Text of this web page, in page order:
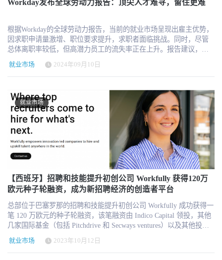
创造了新思想、新业务与新工业 再强调：是人类想出新的商业模
为何不会自己成立公司？🙂 每一个突破性产品、科学发现、企业或
创意，都是来自人的智慧。我们从出生起就是“学习动物”，具备生
存、本能、恐惧、学习、ego、同理心、耐心、宽恕与胜利等复杂能
每一个伟大的企业背后都有一个（或几个人）的主意，他们填补了
市场空白。 AI 时代，我们终将迎来一套自动化 agent。买一个机器
人，开启它，用它完成日常工作听上去挺诱人（我们用了几天就自
动化了编辑与转录流程）。但推动我们的业务转向“智能 HR 与人才
体系”的想法，是人类的主意，是我脑海中孕育的概念，是由我们的
管理团队与合作伙伴策划打造的。 在压力之下，人类智慧大放异
彩：看看乌克兰军队的创造力；看看我们如何迅速应对疫情；看看
慢性病或某些残疾患者如何学会应对。这种人类智慧中蕴含神秘，
我们拥有历史智能、道德标准。正如英国首席拉比 Jonathan Sacks 在
他的经典著作中所言。这就是我所谓的“人类精神之不灭力量”。 每
当我在客户面前讲述此类故事时，我感受到人类的创造力如何被激
发。AI 并没有这种历史智能或时间因果关系。就如我与 Galileo 合作
伙伴 Sana 的 CTO 探讨，他也认可 AI 不具备对历史及因果变化的真
上远远领先于任何数据系统。 底线：我们的工作与生活是安全的 最
后的结论是，也是我想传达的核心：AI 是工具。我们可以构建它，
也可以教它做我们想要的事。如果我们不加控制，它或许会伤害我
们（正如割草机或电锯），但是否使用取决于我们这群高级智慧人
类。学习它、理解它、驾驭它，用它改善我们的工作、企业与生活
3.56 万亿日元，投资者将重点关注 2025 财年的战略指引。
展战略。Q4 主要业务板块的表现如下： Randstad Operational Talent
下降 4%。 Randstad Professional Talent Solutions（管理、行政、财务
等专业人才）：收入 10.36 亿欧元，有机下降 8%。 Randstad Digital
Talent Solutions（数据分析、云计算、数字产品工程等）：收入 7.02
亿欧元，有机下降 8%。 Randstad Enterprise Talent Solutions（招聘流
程外包 RPO、MSP、职业转换等）：收入 3.43 亿欧元，有机下降
2025 年展望 Randstad 预计 2025 年市场将进一步趋稳。CEO Sander
van ‘t Noordende 表示，尽管企业招聘需求仍然疲软，但市场已出现
更稳定的交易环境，为 2025 年的复苏奠定基础。 公司预计 2025 年
第一季度收入将基本稳定，毛利率略有提高，运营成本下降。不
过，Q1 将比上一年同期少 0.8 个工作日，可能会对收入产生一定影
响。 截至最新交易日，Randstad 股价报 40.02 欧元，单日跌幅
3.45%，但仍比 2025 年 1 月 13 日创下的 38.24 欧元 52 周低点高
4.65%。公司市值目前为 75 亿欧元。 未来，Randstad 将继续专注于
成本优化、数字化转型和战略投资，以增强企业韧性，在不断变化
的全球就业市场中保持竞争力。
辅助表现，从而使HR在筛选候选人时面临更多挑战。因此，
员，使他们能够专注于与候选人和招聘经理的对话，改善雇主品
牌，并更好地了解就业市场。这种转变反映了人才获取的战略性转
变——从执行角色转变为人才顾问，帮助公司更好地实现增长。
Josh Bersin 写了这篇介绍，我们一起来看看： 科技供应商正以最快
AI助手的工具之际，LinkedIn也宣布推出其招聘助手 Hiring Assistant
。这款产品相当惊人。 LinkedIn招聘助手是我见过的第一个完全集
成到LinkedIn工作流程中的高级AI助手。使用这款助手的公司（如西
门子、Canva、AMS）已经看到了招聘人员生产力和候选人质量的大
幅提升。 你可以这样理解：考虑一个招聘流程的示意图。 招聘流程
正如你所见，招聘流程包含超过30个步骤，这还不包括背景调查、
提供录用通知、讨论福利、入职前沟通和正式入职。 通过这款全新
的助手，LinkedIn认为他们可以自动化近80%的预录用流程。而且，
流程的截图： 如你所见，AI助手在流程中为招聘人员提供了智能提
示和问题，并且随着流程的推进，它会储存越来越多的信息，不断
变得更加智能化。 这是一款非常复杂的产品 这是一款精心设计的产
品。不仅包括许多细微的功能（例如：“找一个像Joe这样的候选
人”，它会导入Joe的档案并分析他的角色、技能和经验），还包括一
些平台创新。 第一个创新是LinkedIn称之为“体验记忆”的功能，能记
录招聘人员的搜索和活动历史，以便在未来的工作中使用。招聘助
Workday发布全球劳动力报告：顶尖人才难寻，留住更难
根据Workday的全球劳动力报告，当前的就业市场呈现出雇主优势，
因求职申请量激增、职位要求提升，求职者面临挑战。同时，尽管
总体离职率较低，但高潜力员工的流失率正在上升。报告建议，企
作的意义，消除低效会议和繁琐流程；根据员工任职时间个性化员
工体验；战略性应用AI技术以优化招聘、发现人才并促进内部流
动。最终目标是创造一个稳定而富有韧性的高绩效团队。 就业市场
正在快速发展。虽然招聘活动正在回暖，但 Workday 平台的洞察以
及我们与 Hanover Research 共同开展的一项研究表明，这是一个雇主
主导的就业市场。点击获取Workday全球劳动力报告 但这并非没有
挑战。申请人数之巨意味着顶尖人才在众多应聘者中难以找到，而
现在有迹象表明高潜力员工开始离开，顶尖人才将更难留住。 影响
劳动力的主要趋势 2024 年上半年，求职申请的增长速度是招聘需求
的四倍。随着求职申请的速度超过招聘需求，很明显，在这个求职
者密集的市场中，雇主的选择更多，而雇员的选择更少。如果就业
增长继续放缓，失业率在美国和全球范围内持续上升，这种情况将
变得更加明显。 认为自己正在做有意义的工作的员工比没有这样做
作量下也是如此。 在下面的图表中，请注意只有一个行业的每个职
位空缺申请人数较少： 我们也发现雇主提高了经验要求，59% 的受
访者表示，这一趋势在未来 12 个月内可能会持续下去。这会使问题
更加严重，求职者找工作更加困难。 最终我们发现： 招聘人数在增
就业市场 2024年09月10日
就业市场
【西班牙】招聘和技能提升初创公司 Workfully 获得120万
欧元种子轮融资，成为新招聘经济的创造者平台
总部位于巴塞罗那的招聘和技能提升初创公司 Workfully 成功获得一
笔 120 万欧元的种子轮融资，该笔融资由 Indico Capital 领投，其他
几家国际基金（包括 Pitchdrive 和 Secways ventures）以及其他投资
发，推动公司的发展计划，最终让全球更多的招聘人员能够真正灵
活地为自己工作，同时更好地服务于就业市场。 Workfully成立于
就业市场 2023年10月12日